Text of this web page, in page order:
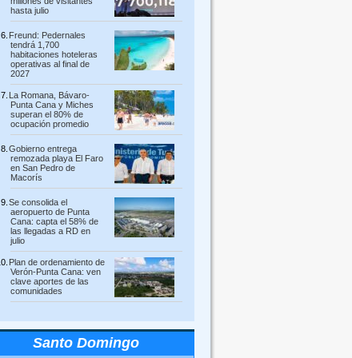
hasta julio
Freund: Pedernales
tendrá 1,700
habitaciones hoteleras
operativas al final de
2027
La Romana, Bávaro-
Punta Cana y Miches
superan el 80% de
ocupación promedio
Gobierno entrega
remozada playa El Faro
en San Pedro de
Macorís
Se consolida el
aeropuerto de Punta
Cana: capta el 58% de
las llegadas a RD en
julio
Plan de ordenamiento de
Verón-Punta Cana: ven
clave aportes de las
comunidades
Santo Domingo